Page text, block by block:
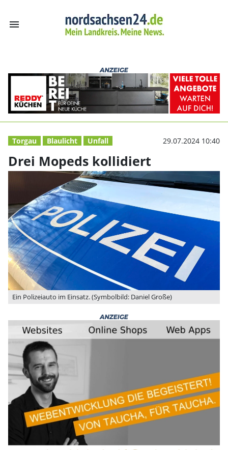
menu Drei Mopeds
Torgau Blaulicht Unfall 29.07.2024 10:40
Drei Mopeds kollidiert
Ein Polizeiauto im Einsatz. (Symbolbild: Daniel Große)